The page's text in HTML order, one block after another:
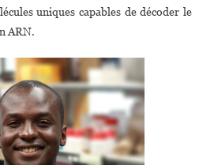
uniques capables de décoder le
ARN.